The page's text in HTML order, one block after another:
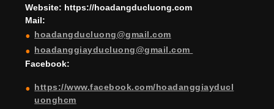
Website: https://hoadangducluong.com
Mail:
hoadangducluong@gmail.com
hoadanggiayducluong@gmail.com
Facebook:
https://www.facebook.com/hoadanggiayducl
uonghcm